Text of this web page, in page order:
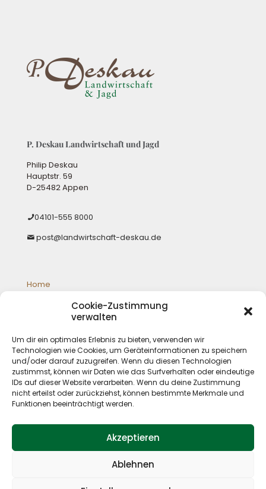
Cookie-Zustimmung
verwalten
Um dir ein optimales Erlebnis zu bieten, verwenden wir
Technologien wie Cookies, um Geräteinformationen zu speichern
und/oder darauf zuzugreifen. Wenn du diesen Technologien
zustimmst, können wir Daten wie das Surfverhalten oder eindeutige
IDs auf dieser Website verarbeiten. Wenn du deine Zustimmung
nicht erteilst oder zurückziehst, können bestimmte Merkmale und
Funktionen beeinträchtigt werden.
Akzeptieren
Ablehnen
P. Deskau Landwirtschaft und Jagd
Philip Deskau
Hauptstr. 59
D-25482 Appen
04101-555 8000
post@landwirtschaft-deskau.de
Home
Impressum
Datenschutz